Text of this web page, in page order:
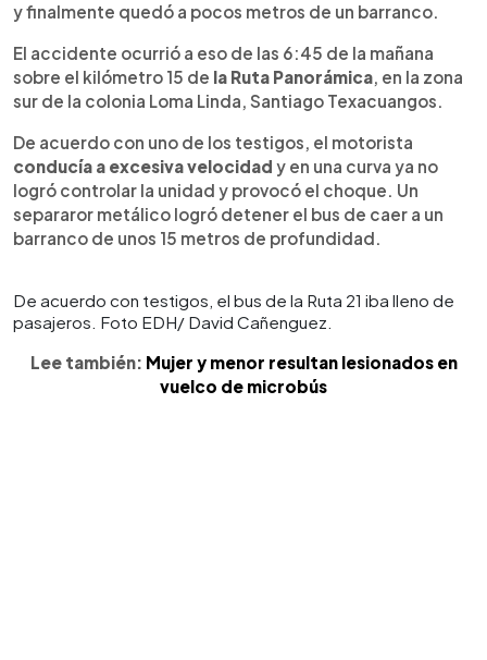
y finalmente quedó a pocos metros de un barranco.
El accidente ocurrió a eso de las 6:45 de la mañana
sobre el kilómetro 15 de la Ruta Panorámica, en la zona
sur de la colonia Loma Linda, Santiago Texacuangos.
De acuerdo con uno de los testigos, el motorista
conducía a excesiva velocidad y en una curva ya no
logró controlar la unidad y provocó el choque. Un
separaror metálico logró detener el bus de caer a un
barranco de unos 15 metros de profundidad.
De acuerdo con testigos, el bus de la Ruta 21 iba lleno de
pasajeros. Foto EDH/ David Cañenguez.
Lee también: Mujer y menor resultan lesionados en
vuelco de microbús